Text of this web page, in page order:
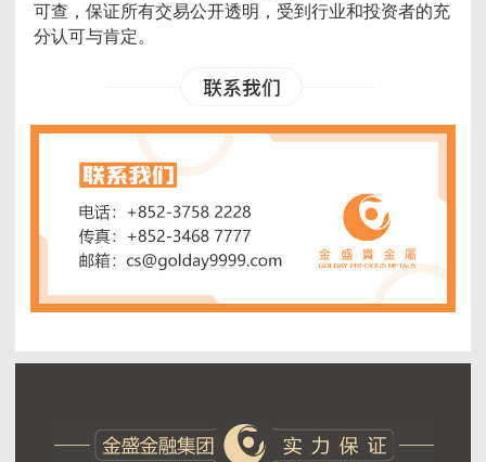
可查，保证所有交易公开透明，受到行业和投资者的充
分认可与肯定。